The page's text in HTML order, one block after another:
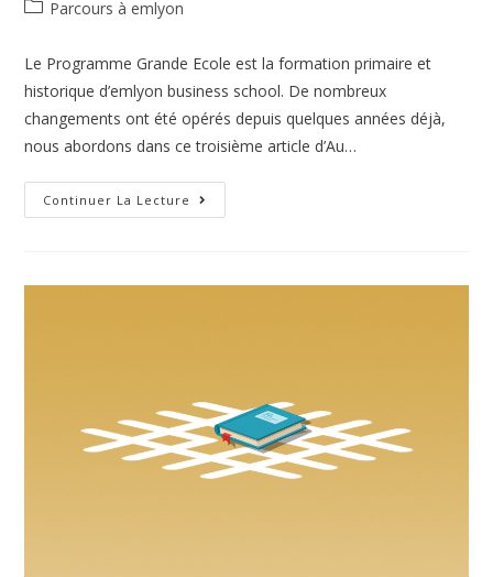
Parcours à emlyon
Le Programme Grande Ecole est la formation primaire et
historique d’emlyon business school. De nombreux
changements ont été opérés depuis quelques années déjà,
nous abordons dans ce troisième article d’Au…
Continuer La Lecture